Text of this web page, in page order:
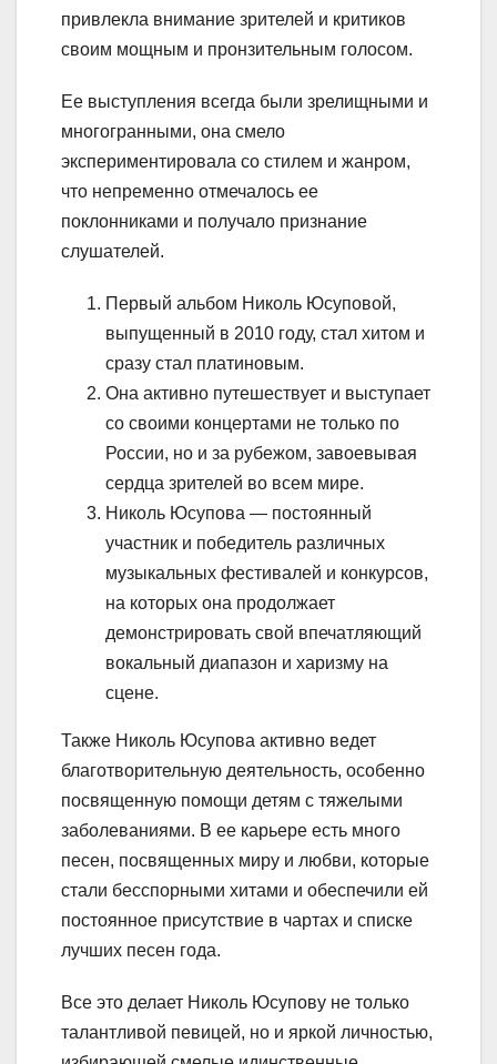
привлекла внимание зрителей и критиков
своим мощным и пронзительным голосом.
Ее выступления всегда были зрелищными и
многогранными, она смело
экспериментировала со стилем и жанром,
что непременно отмечалось ее
поклонниками и получало признание
слушателей.
Первый альбом Николь Юсуповой,
выпущенный в 2010 году, стал хитом и
сразу стал платиновым.
Она активно путешествует и выступает
со своими концертами не только по
России, но и за рубежом, завоевывая
сердца зрителей во всем мире.
Николь Юсупова — постоянный
участник и победитель различных
музыкальных фестивалей и конкурсов,
на которых она продолжает
демонстрировать свой впечатляющий
вокальный диапазон и харизму на
сцене.
Также Николь Юсупова активно ведет
благотворительную деятельность, особенно
посвященную помощи детям с тяжелыми
заболеваниями. В ее карьере есть много
песен, посвященных миру и любви, которые
стали бесспорными хитами и обеспечили ей
постоянное присутствие в чартах и списке
лучших песен года.
Все это делает Николь Юсупову не только
талантливой певицей, но и яркой личностью,